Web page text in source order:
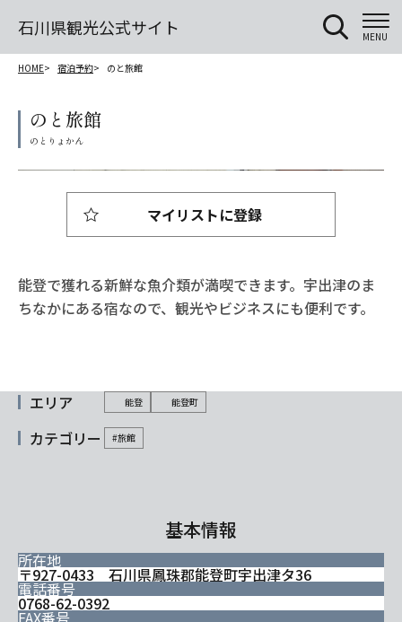
石川県観光公式サイト MENU
HOME 宿泊予約 のと旅館
のと旅館
能登で獲れる新鮮な魚介類が満喫できます。宇出津のま
ちなかにある宿なので、観光やビジネスにも便利です。
マイリストに登録
エリア 能登 能登町
カテゴリー #旅館
基本情報
所在地
〒927-0433 石川県鳳珠郡能登町宇出津タ36
電話番号
0768-62-0392